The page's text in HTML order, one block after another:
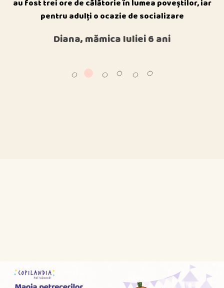
au fost trei ore de călătorie în lumea poveștilor, iar
pentru adulți o ocazie de socializare
Diana, mămica Iuliei 6 ani